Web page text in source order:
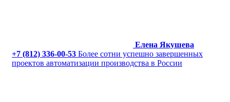
Елена Якушева
+7 (812) 336-00-53 Более сотни успешно завершенных
проектов автоматизации производства в России